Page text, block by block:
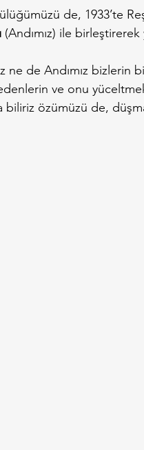
de, 1933’te
(Andımız) ile birleştirerek
de Andımız bizlerin
ve onu
biliriz özümüzü de,